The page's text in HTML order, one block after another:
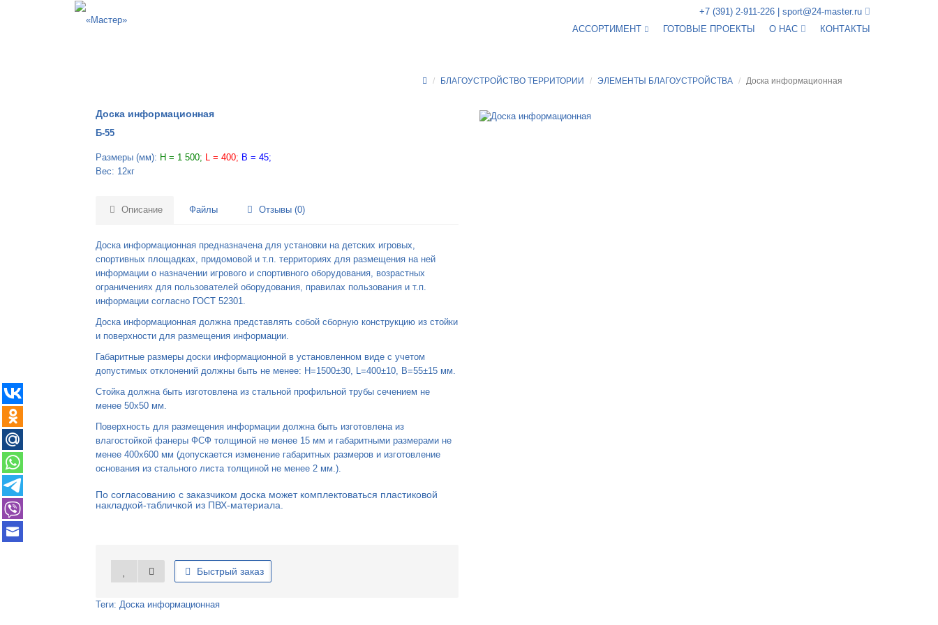
+7 (391) 2-911-226
sport@24-master.ru
АССОРТИМЕНТ
ГОТОВЫЕ ПРОЕКТЫ О НАС КОНТАКТЫ
БЛАГОУСТРОЙСТВО ТЕРРИТОРИИ ЭЛЕМЕНТЫ БЛАГОУСТРОЙСТВА Доска информационная
Доска информационная
Б-55
Размеры (мм): H = 1 500; L = 400; B = 45;
Вес: 12кг
Описание Файлы Отзывы (0)
Доска информационная предназначена для установки на детских игровых,
спортивных площадках, придомовой и т.п. территориях для размещения на ней
информации о назначении игрового и спортивного оборудования, возрастных
ограничениях для пользователей оборудования, правилах пользования и т.п.
информации согласно ГОСТ 52301.
Доска информационная должна представлять собой сборную конструкцию из стойки
и поверхности для размещения информации.
Габаритные размеры доски информационной в установленном виде с учетом
допустимых отклонений должны быть не менее: H=1500±30, L=400±10, B=55±15 мм.
Стойка должна быть изготовлена из стальной профильной трубы сечением не
менее 50x50 мм.
Поверхность для размещения информации должна быть изготовлена из
влагостойкой фанеры ФСФ толщиной не менее 15 мм и габаритными размерами не
менее 400x600 мм (допускается изменение габаритных размеров и изготовление
основания из стального листа толщиной не менее 2 мм.).
По согласованию с заказчиком доска может комплектоваться пластиковой
накладкой-табличкой из ПВХ-материала.
Быстрый заказ
Теги:Доска информационная